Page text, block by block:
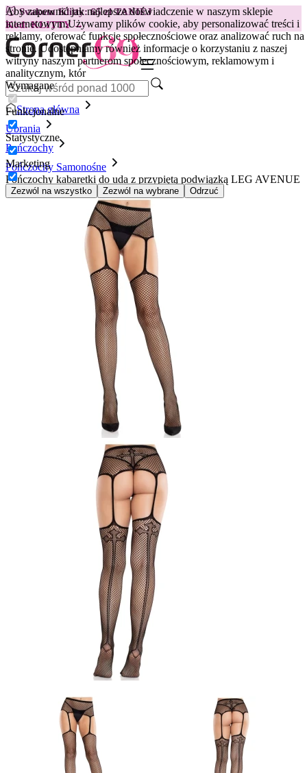
Aby zapewnić jak najlepsze doświadczenie w naszym sklepie
internetowym.Używamy plików cookie, aby personalizować treści i
reklamy, oferować funkcje społecznościowe oraz analizować ruch na
stronie. Udostępniamy również informacje o korzystaniu z naszej
witryny naszym partnerom społecznościowym, reklamowym i
analitycznym, któr
Wymagane
Funkcjonalne
Statystyczne
Marketing
Zezwól na wszystko Zezwól na wybrane Odrzuć
😽Svakom Klitty: 65 zł TANIEJ
Kod: KLITTY →
Strona główna
Ubrania
Pończochy
Pończochy Samonośne
Pończochy kabaretki do uda z przypiętą podwiązką LEG AVENUE
HOSIERY, czarne